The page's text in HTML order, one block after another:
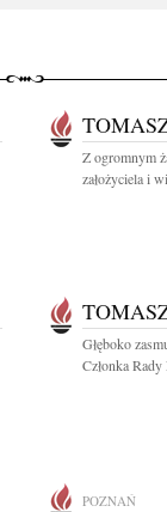
Z ogromnym
założyciela i
Głęboko
Członka
POZNAŃ